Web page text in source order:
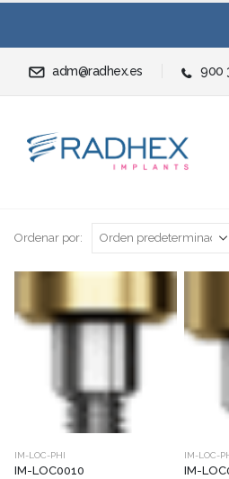
adm@radhex.es 900
Ordenar por:
IM-LOC-PHI
IM-LOC0010
IM-LOC-
IM-